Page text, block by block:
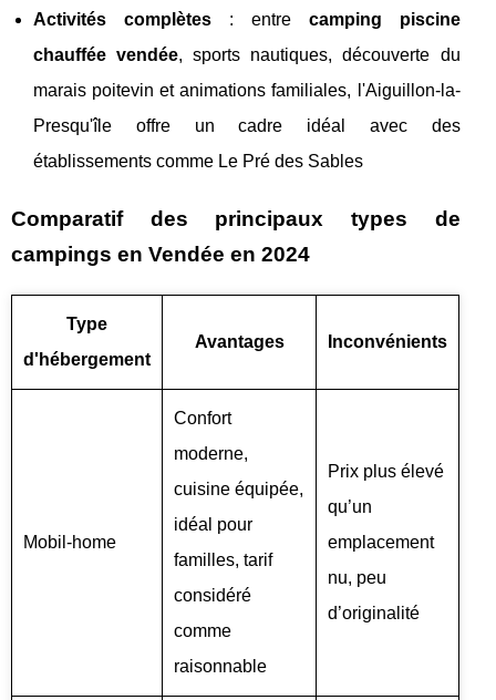
Activités complètes: entre camping piscine
chauffée vendée, sports nautiques, découverte du
marais poitevin et animations familiales, l'Aiguillon-la-
Presqu'île offre un cadre idéal avec des
établissements comme Le Pré des Sables
Comparatif des principaux types de
campings en Vendée en 2024
Type
d'hébergement
Avantages Inconvénients
Mobil-home
Confort
moderne,
cuisine équipée,
idéal pour
familles, tarif
considéré
comme
raisonnable
Prix plus élevé
qu’un
emplacement
nu, peu
d’originalité